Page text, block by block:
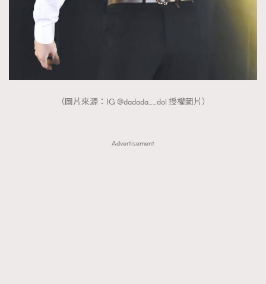
（圖片來源：IG @dadada__dol 授權圖片）
Advertisement